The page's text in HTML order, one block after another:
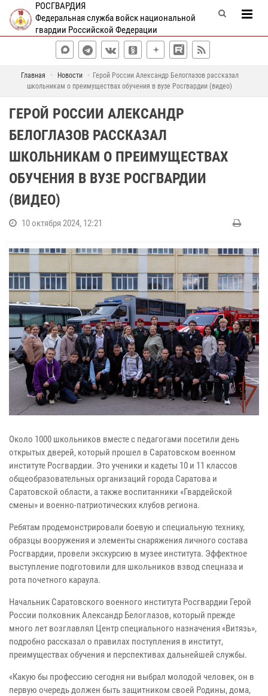
РОСГВАРДИЯ
Федеральная служба войск национальной
гвардии Российской Федерации
Главная Новости
Герой России Александр Белоглазов рассказал
школьникам о преимуществах обучения в вузе Росгвардии (видео)
ГЕРОЙ РОССИИ АЛЕКСАНДР
БЕЛОГЛАЗОВ РАССКАЗАЛ
ШКОЛЬНИКАМ О ПРЕИМУЩЕСТВАХ
ОБУЧЕНИЯ В ВУЗЕ РОСГВАРДИИ
(ВИДЕО)
10 октября 2024, 12:21
Около 1000 школьников вместе с педагогами посетили день
открытых дверей, который прошел в Саратовском военном
институте Росгвардии. Это ученики и кадеты 10 и 11 классов
общеобразовательных организаций города Саратова и
Саратовской области, а также воспитанники «Гвардейской
смены» и военно-патриотических клубов региона.
Ребятам продемонстрировали боевую и специальную технику,
образцы вооружения и элементы снаряжения личного состава
Росгвардии, провели экскурсию в музее института. Эффектное
выступление подготовили для школьников взвод спецназа и
рота почетного караула.
Начальник Саратовского военного института Росгвардии Герой
России полковник Александр Белоглазов, который прежде
много лет возглавлял Центр специального назначения «Витязь»,
подробно рассказал о правилах поступления в институт,
преимуществах обучения и перспективах дальнейшей службы.
«Какую бы профессию сегодня ни выбрал молодой человек, он в
первую очередь должен быть защитником своей Родины, дома,